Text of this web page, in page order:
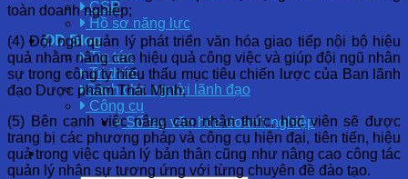
CSR
Hồ sơ năng lực
OD Blog
Tin tức
Tri thức
Sách cho người lãnh đạo
Công cụ
Sổ tay văn hóa doanh nghiệp
toàn doanh nghiệp;
(4) Đội ngũ quản lý phát triển văn hóa giao tiếp nội bộ hiệu
quả nhằm nâng cao hiệu quả công việc và giúp đội ngũ nhân
sự trong công ty hiểu thấu mục tiêu chiến lược của Ban lãnh
đạo Dược phẩm Thái Minh;
(5) Bên cạnh việc nâng cao nhận thức, học viên sẽ được
trang bị các phương pháp và công cụ hiện đại, tiên tiến, hiệu
quả trong việc quản lý bản thân cũng như nâng cao công tác
quản lý nhân sự tương ứng với từng chuyên đề đào tạo.